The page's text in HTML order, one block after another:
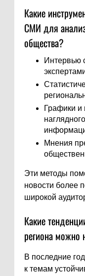
Какие
СМИ для
общества?
Интервью
Графики и
Мнения
Эти методы
новости более
широкой
Какие
региона можно
В последние
к темам